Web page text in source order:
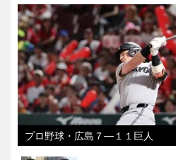
プロ野球・広島７―１１巨人